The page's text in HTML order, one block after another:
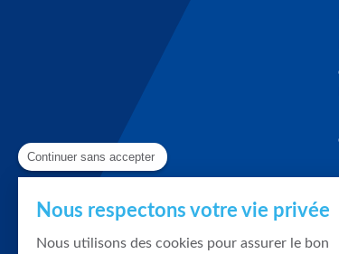
Continuer sans accepter
Nous respectons votre vie privée
Nous utilisons des cookies pour assurer le bon